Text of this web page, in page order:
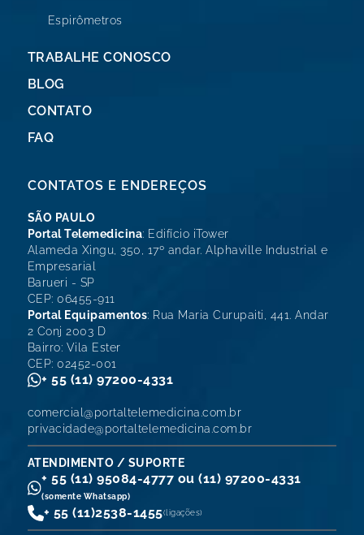
Espirômetros
TRABALHE CONOSCO
BLOG
CONTATO
FAQ
CONTATOS E ENDEREÇOS
SÃO PAULO
Portal Telemedicina: Edifício iTower
Alameda Xingu, 350, 17º andar. Alphaville Industrial e
Empresarial
Barueri - SP
CEP: 06455-911
Portal Equipamentos: Rua Maria Curupaiti, 441. Andar
2 Conj 2003 D
Bairro: Vila Ester
CEP: 02452-001
+ 55 (11) 97200-4331
comercial@portaltelemedicina.com.br
privacidade@portaltelemedicina.com.br
ATENDIMENTO / SUPORTE
+ 55 (11) 95084-4777 ou (11) 97200-4331
(somente Whatsapp)
+ 55 (11)2538-1455(ligações)